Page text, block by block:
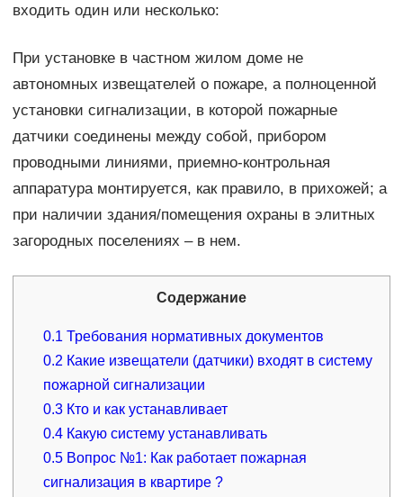
входить один или несколько:
При установке в частном жилом доме не
автономных извещателей о пожаре, а полноценной
установки сигнализации, в которой пожарные
датчики соединены между собой, прибором
проводными линиями, приемно-контрольная
аппаратура монтируется, как правило, в прихожей; а
при наличии здания/помещения охраны в элитных
загородных поселениях – в нем.
Содержание
0.1 Требования нормативных документов
0.2 Какие извещатели (датчики) входят в систему
пожарной сигнализации
0.3 Кто и как устанавливает
0.4 Какую систему устанавливать
0.5 Вопрос №1: Как работает пожарная
сигнализация в квартире ?